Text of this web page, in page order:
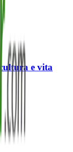
e vita